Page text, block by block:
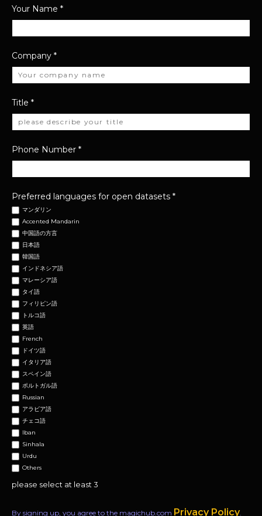
Your Name *
Company *
Title *
Phone Number *
Preferred languages for open datasets *
マンダリン
Accented Mandarin
中国語の方言
日本語
韓国語
インドネシア語
マレーシア語
タイ語
フィリピン語
トルコ語
英語
French
ドイツ語
イタリア語
スペイン語
ポルトガル語
Russian
アラビア語
チェコ語
Iban
Sinhala
Urdu
Others
please select at least 3
By signing up, you agree to the magichub.com Privacy Policy.